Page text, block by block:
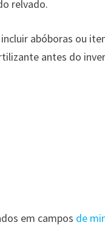
relvado.
abóboras ou
antes do
em campos de